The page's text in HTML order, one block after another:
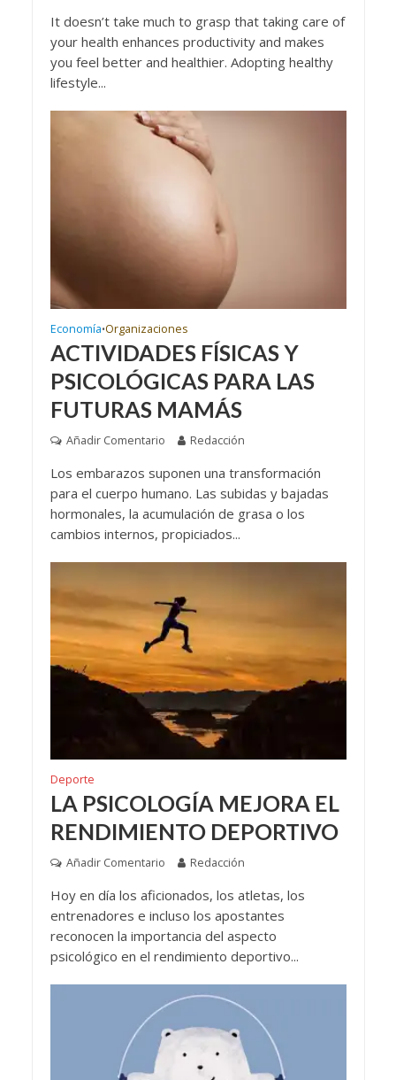
It doesn’t take much to grasp that taking care of
your health enhances productivity and makes
you feel better and healthier. Adopting healthy
lifestyle...
Economía•Organizaciones
ACTIVIDADES FÍSICAS Y
PSICOLÓGICAS PARA LAS
FUTURAS MAMÁS
Añadir Comentario Redacción
Los embarazos suponen una transformación
para el cuerpo humano. Las subidas y bajadas
hormonales, la acumulación de grasa o los
cambios internos, propiciados...
Deporte
LA PSICOLOGÍA MEJORA EL
RENDIMIENTO DEPORTIVO
Añadir Comentario Redacción
Hoy en día los aficionados, los atletas, los
entrenadores e incluso los apostantes
reconocen la importancia del aspecto
psicológico en el rendimiento deportivo...